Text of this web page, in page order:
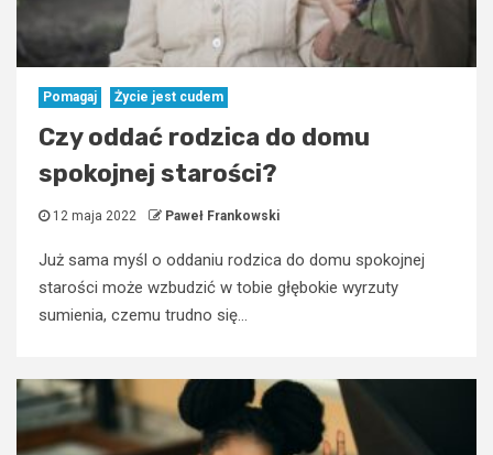
Pomagaj Życie jest cudem
Czy oddać rodzica do domu
spokojnej starości?
12 maja 2022 Paweł Frankowski
Już sama myśl o oddaniu rodzica do domu spokojnej
starości może wzbudzić w tobie głębokie wyrzuty
sumienia, czemu trudno się...